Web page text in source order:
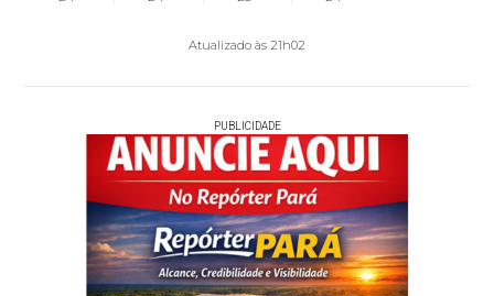
Atualizado às 21h02
PUBLICIDADE